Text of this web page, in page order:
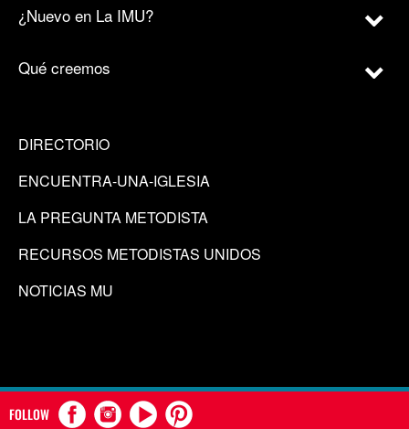
¿Nuevo en La IMU?
Qué creemos
DIRECTORIO
ENCUENTRA-UNA-IGLESIA
LA PREGUNTA METODISTA
RECURSOS METODISTAS UNIDOS
NOTICIAS MU
FOLLOW